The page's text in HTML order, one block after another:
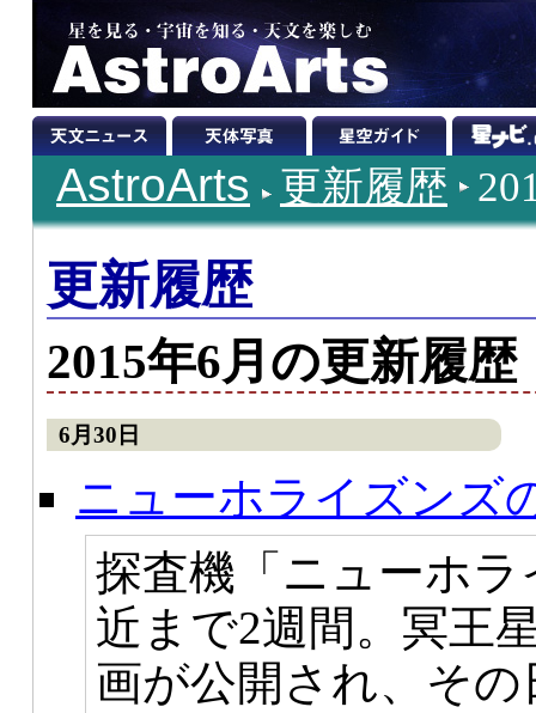
AstroArts 更新履歴
更新履歴
2015年6月の更新履歴
6月30日
ニューホライズンズ
探査機「ニューホ
近まで2週間。冥王
画が公開され、そ